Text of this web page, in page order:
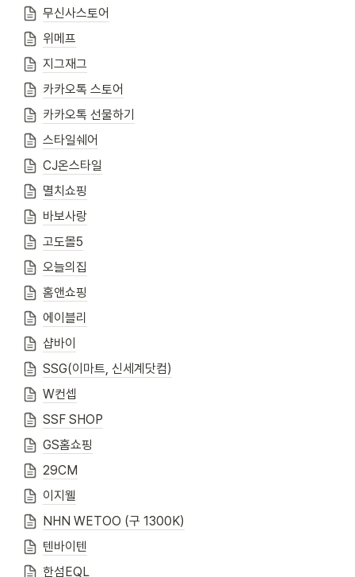
무신사스토어
위메프
지그재그
카카오톡 스토어
카카오톡 선물하기
스타일쉐어
CJ온스타일
멸치쇼핑
바보사랑
고도몰5
오늘의집
홈앤쇼핑
에이블리
샵바이
SSG(이마트, 신세계닷컴)
W컨셉
SSF SHOP
GS홈쇼핑
29CM
이지웰
NHN WETOO (구 1300K)
텐바이텐
한섬EQL